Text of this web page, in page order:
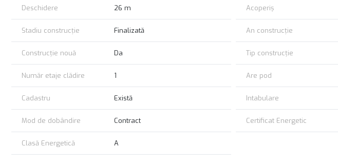
Deschidere 26 m Acoperiș
Stadiu construcție Finalizată An construcție
Construcție nouă Da Tip construcție
Număr etaje clădire 1 Are pod
Cadastru Există Intabulare
Mod de dobândire Contract Certificat Energetic
Clasă Energetică A